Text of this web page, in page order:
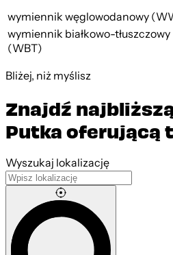
wymiennik węglowodanowy
wymiennik białkowo-tłuszczowy
(WBT)
Bliżej, niż myślisz
Znajdź
Putka oferującą
Wyszukaj lokalizację